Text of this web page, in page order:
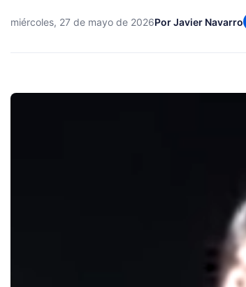
miércoles, 27 de mayo de 2026Por Javier Navarro